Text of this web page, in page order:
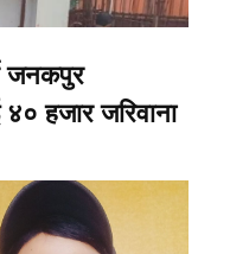
जनकपुर
हजार जरिवाना